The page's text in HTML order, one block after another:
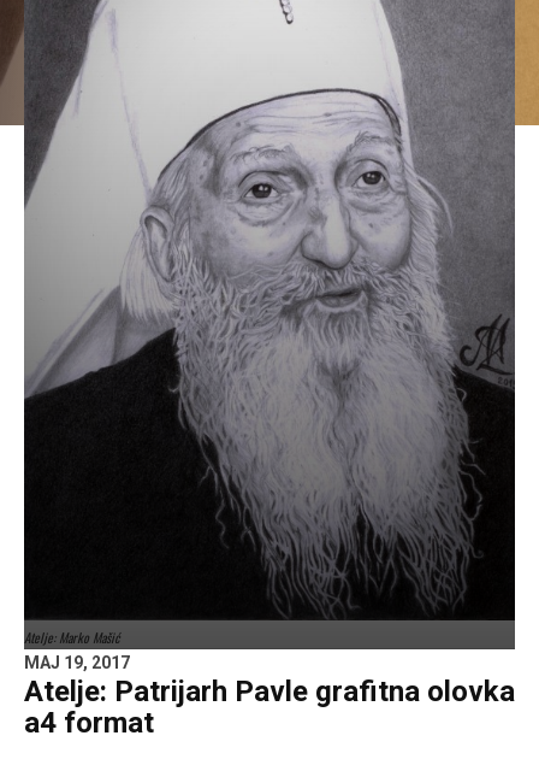
Atelje: Marko Mašić
MAJ 19, 2017
Atelje: Patrijarh Pavle grafitna olovka
a4 format